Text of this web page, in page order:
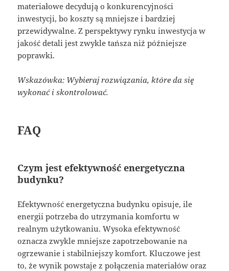
materiałowe decydują o konkurencyjności
inwestycji, bo koszty są mniejsze i bardziej
przewidywalne. Z perspektywy rynku inwestycja w
jakość detali jest zwykle tańsza niż późniejsze
poprawki.
Wskazówka: Wybieraj rozwiązania, które da się
wykonać i skontrolować.
FAQ
Czym jest efektywność energetyczna
budynku?
Efektywność energetyczna budynku opisuje, ile
energii potrzeba do utrzymania komfortu w
realnym użytkowaniu. Wysoka efektywność
oznacza zwykle mniejsze zapotrzebowanie na
ogrzewanie i stabilniejszy komfort. Kluczowe jest
to, że wynik powstaje z połączenia materiałów oraz